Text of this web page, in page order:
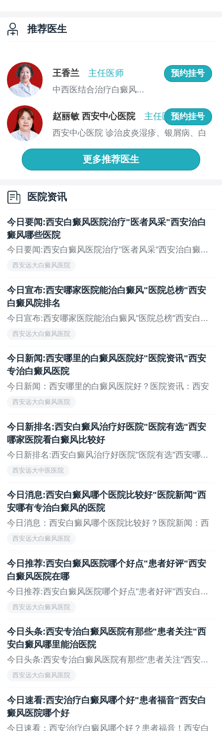
可能多个同时出现。
糊，与正常皮肤界限不清晰。不过随着病情的进展，边
界会逐渐清晰，形成明显的分界线。
四、表面状态
手部初期白癜风白斑的表面较为光滑，没有鳞屑、
结痂等异常。触感和正常皮肤相近，一般也不会出现疼
痛、瘙痒等不适感觉。
五、分布特征
部位，可能会呈对称分布。例如，若左手手指出现白
六、毛发变化
当白斑出现在有毛发的部位，如手指关节处的毛
发，随着病情发展，毛发可能会逐渐变白。这是因为毛
排名公开：西安白癜风的治疗医院“就诊推荐”-白癜
风刚出现在手上是什么样?西安专业的白癜风医院有：
1、西安白癜风医院，2、西安白癜风，3、西安正规白癜
风医院，4、西安白癜风专科医院。总之，要是发现手部
明确诊断，以便尽早开展治疗。
上一页 下一页
推荐医生
王香兰 主任医师
预约挂号
中西医结合治疗白癜风...
赵丽敏 西安中心医院 主任医师预约挂号
西安中心医院 诊治皮炎湿疹、银屑病、白
更多推荐医生
医院资讯
今日要闻:西安白癜风医院治疗"医者风采"西安治白
癜风哪些医院
今日要闻:西安白癜风医院治疗"医者风采"西安治白癜...
西安远大白癜风医院
今日宣布:西安哪家医院能治白癜风"医院总榜"西安
白癜风院排名
今日宣布:西安哪家医院能治白癜风"医院总榜"西安白...
西安远大白癜风医院
今日新闻:西安哪里的白癜风医院好"医院资讯"西安
专治白癜风医院
今日新闻：西安哪里的白癜风医院好？医院资讯：西安
西安远大白癜风医院
今日新排名:西安白癜风治疗好医院"医院有选"西安
哪家医院看白癜风比较好
今日新排名:西安白癜风治疗好医院"医院有选"西安哪...
西安远大中医医院
今日消息:西安白癜风哪个医院比较好"医院新闻"西
安哪有专治白癜风的医院
今日消息：西安白癜风哪个医院比较好？医院新闻：西
西安远大白癜风医院
今日推荐:西安白癜风医院哪个好点"患者好评"西安
白癜风医院在哪
今日推荐:西安白癜风医院哪个好点"患者好评"西安白...
西安远大白癜风医院
今日头条:西安专治白癜风医院有那些"患者关注"西
安白癜风哪里能治医院
今日头条:西安专治白癜风医院有那些"患者关注"西安...
西安远大白癜风医院
今日速看:西安治疗白癜风哪个好"患者福音"西安白
癜风医院哪个好
今日速看：西安治疗白癜风哪个好？患者福音！西安白